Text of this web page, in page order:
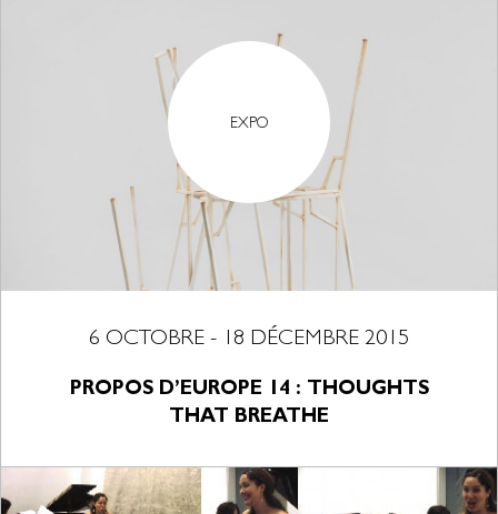
EXPO
6 OCTOBRE - 18 DÉCEMBRE 2015
PROPOS D’EUROPE 14 : THOUGHTS
THAT BREATHE